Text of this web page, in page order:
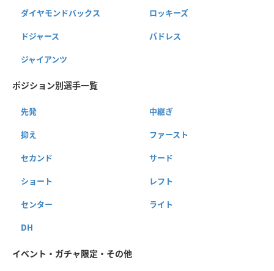
ダイヤモンドバックス ロッキーズ
ドジャース パドレス
ジャイアンツ
ポジション別選手一覧
先発 中継ぎ
抑え ファースト
セカンド サード
ショート レフト
センター ライト
DH
イベント・ガチャ限定・その他